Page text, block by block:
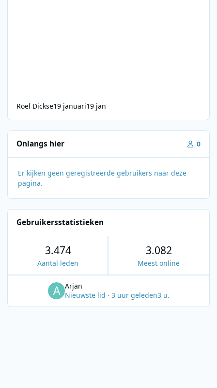
Roel Dickse19 januari19 jan
Onlangs hier 0
Er kijken geen geregistreerde gebruikers naar deze
pagina.
Gebruikersstatistieken
3.474
Aantal leden
3.082
Meest online
Arjan
Nieuwste lid · 3 uur geleden3 u.